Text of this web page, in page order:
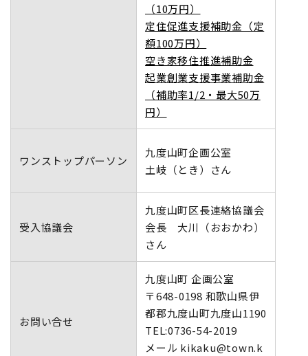
（10万円）
定住促進支援補助金（定
額100万円）
空き家移住推進補助金
起業創業支援事業補助金
（補助率1/2・最大50万
円）
ワンストップパーソン
九度山町企画公室
土岐（とき）さん
受入協議会
九度山町区長連絡協議会
会長 大川（おおかわ）
さん
お問い合せ
九度山町 企画公室
〒648-0198 和歌山県伊
都郡九度山町九度山1190
TEL:0736-54-2019
メール kikaku@town.k